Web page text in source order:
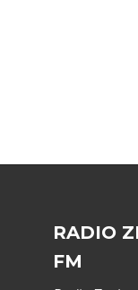
RADIO
FM